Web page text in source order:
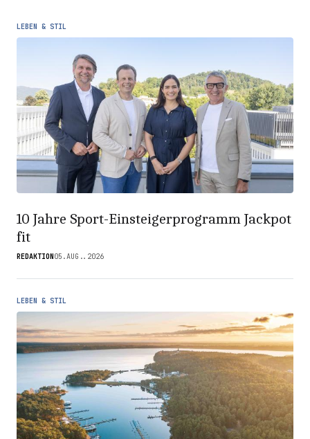
LEBEN & STIL
10 Jahre Sport-Einsteigerprogramm Jackpot
fit
REDAKTION 05.AUG..2026
LEBEN & STIL